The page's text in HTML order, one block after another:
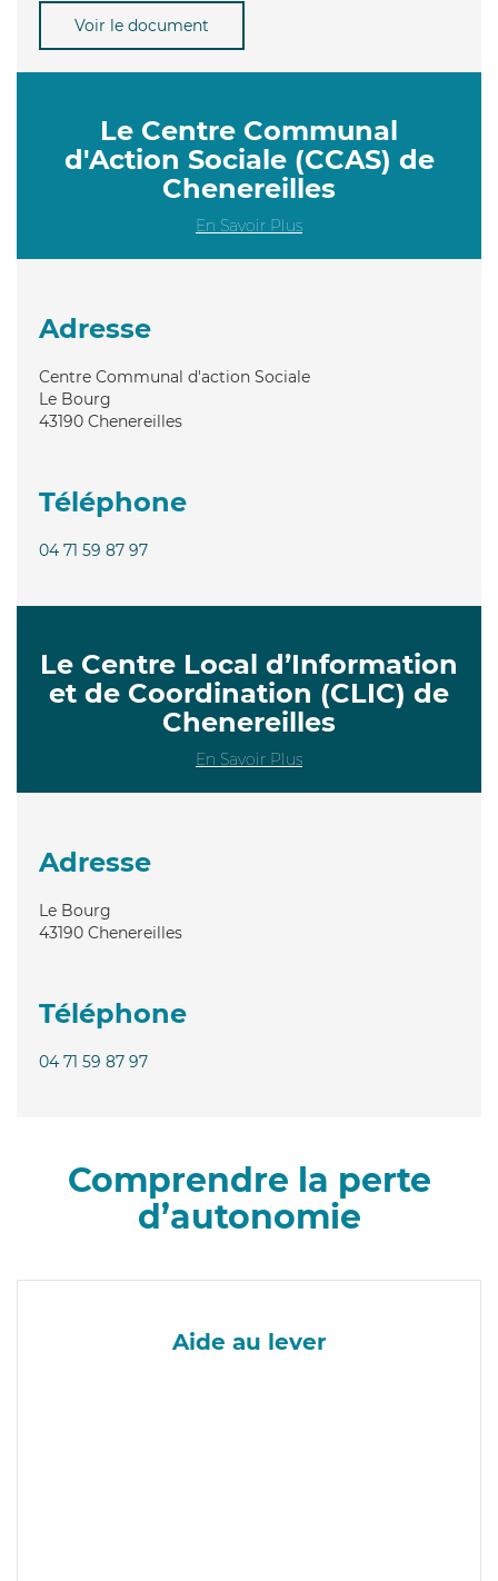
Voir le document
Le Centre Communal
d'Action Sociale (CCAS) de
Chenereilles
En Savoir Plus
Adresse
Centre Communal d'action Sociale
Le Bourg
43190 Chenereilles
Téléphone
04 71 59 87 97
Le Centre Local d’Information
et de Coordination (CLIC) de
Chenereilles
En Savoir Plus
Adresse
Le Bourg
43190 Chenereilles
Téléphone
04 71 59 87 97
Comprendre la perte
d’autonomie
Aide au lever